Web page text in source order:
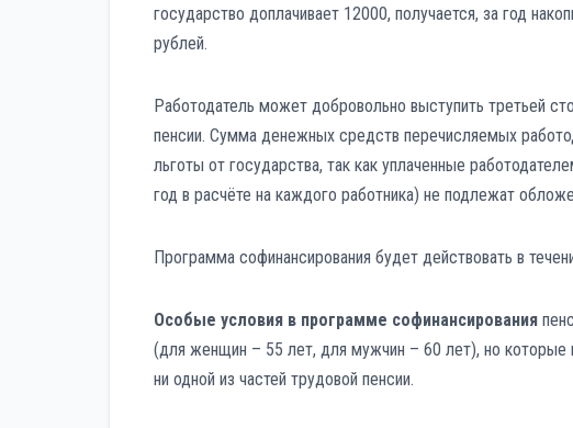
государство доплачивает 12000, получается, за год
рублей.
Работодатель может добровольно выступить третьей
пенсии. Сумма денежных средств перечисляемых
льготы от государства, так как уплаченные
год в расчёте на каждого работника) не подлежат
Программа софинансирования будет действовать в
Особые условия в программе софинансирования
(для женщин – 55 лет, для мужчин – 60 лет), но
ни одной из частей трудовой пенсии.